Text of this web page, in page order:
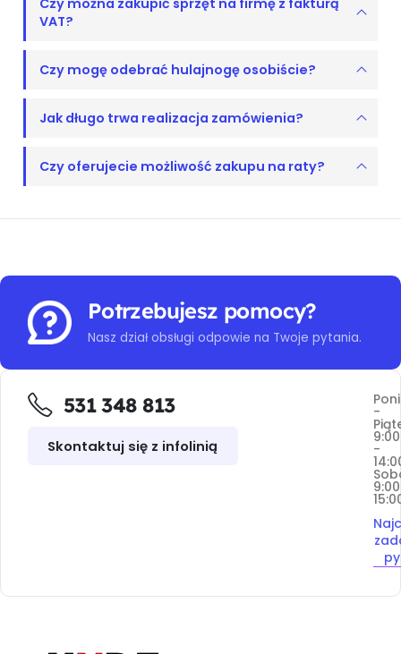
VAT?
Czy mogę odebrać hulajnogę osobiście?
Jak długo trwa realizacja zamówienia?
Czy oferujecie możliwość zakupu na raty?
Potrzebujesz pomocy?
Nasz dział obsługi odpowie na Twoje pytania.
531 348 813
Skontaktuj się z infolinią
-
9:00
-